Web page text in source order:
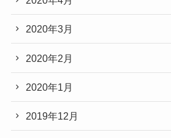
2020年3月
2020年2月
2020年1月
2019年12月